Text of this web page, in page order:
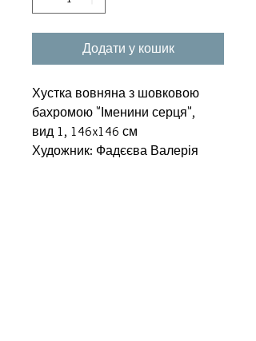
Додати у кошик
Хустка вовняна з шовковою
бахромою "Іменини серця",
вид 1, 146x146 см
Художник: Фадєєва Валерія